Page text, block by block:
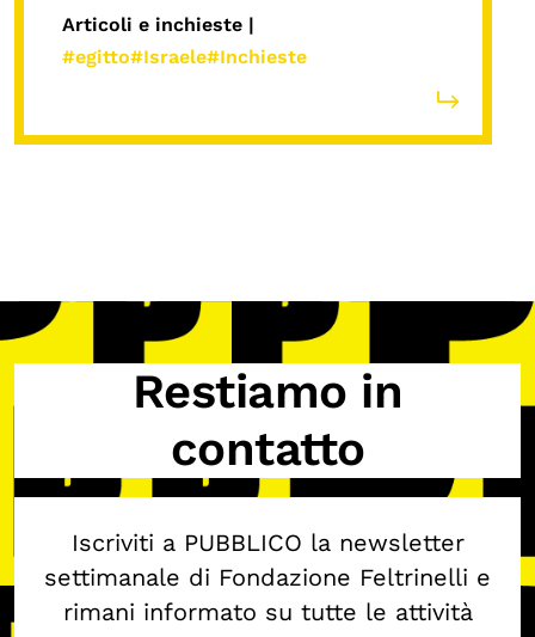
Articoli e inchieste |
#egitto#Israele#Inchieste
Restiamo in
contatto
Iscriviti a PUBBLICO la newsletter
settimanale di Fondazione Feltrinelli e
rimani informato su tutte le attività